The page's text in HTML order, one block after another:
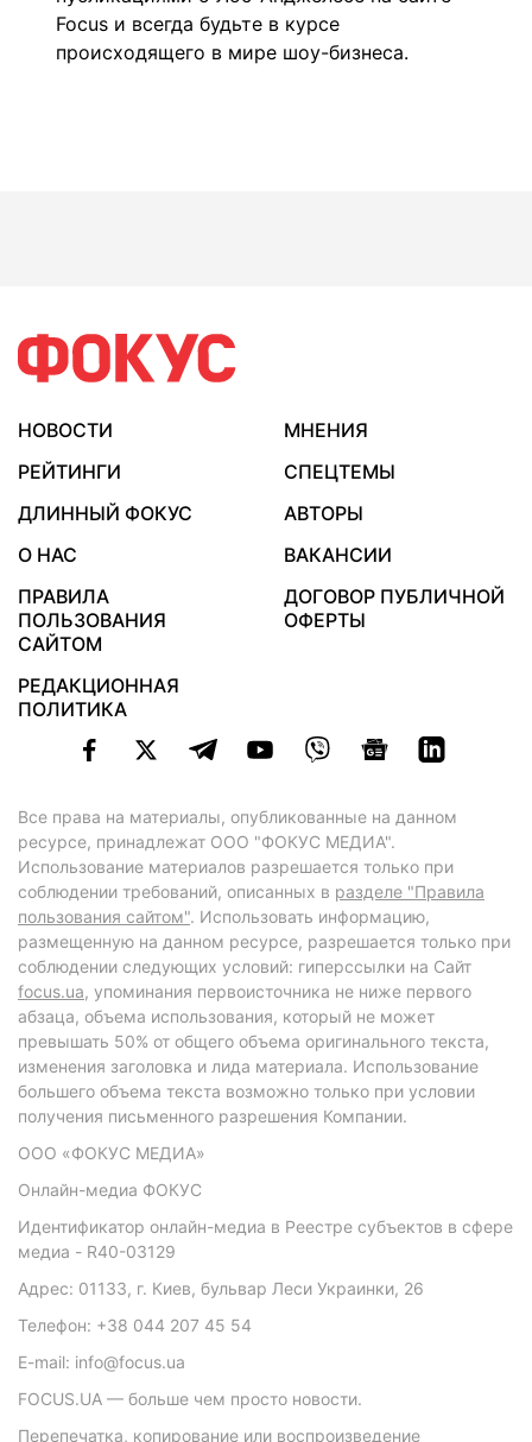
Focus и всегда будьте в курсе
происходящего в мире шоу-бизнеса.
НОВОСТИ
МНЕНИЯ
РЕЙТИНГИ
СПЕЦТЕМЫ
ДЛИННЫЙ ФОКУС
АВТОРЫ
О НАС
ВАКАНСИИ
ПРАВИЛА
ПОЛЬЗОВАНИЯ
САЙТОМ
ДОГОВОР ПУБЛИЧНОЙ
ОФЕРТЫ
РЕДАКЦИОННАЯ
ПОЛИТИКА
Все права на материалы, опубликованные на данном
ресурсе, принадлежат ООО "ФОКУС МЕДИА".
Использование материалов разрешается только при
соблюдении требований, описанных в разделе "Правила
пользования сайтом". Использовать информацию,
размещенную на данном ресурсе, разрешается только при
соблюдении следующих условий: гиперссылки на Сайт
focus.ua, упоминания первоисточника не ниже первого
абзаца, объема использования, который не может
превышать 50% от общего объема оригинального текста,
изменения заголовка и лида материала. Использование
большего объема текста возможно только при условии
получения письменного разрешения Компании.
ООО «ФОКУС МЕДИА»
Онлайн-медиа ФОКУС
Идентификатор онлайн-медиа в Реестре субъектов в сфере
медиа - R40-03129
Адрес: 01133, г. Киев, бульвар Леси Украинки, 26
Телефон: +38 044 207 45 54
E-mail: info@focus.ua
FOCUS.UA — больше чем просто новости.
Перепечатка, копирование или воспроизведение